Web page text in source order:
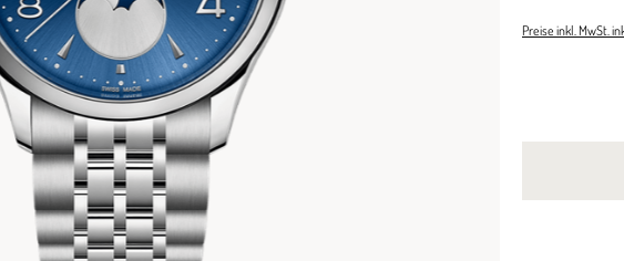
Preise inkl. MwSt.